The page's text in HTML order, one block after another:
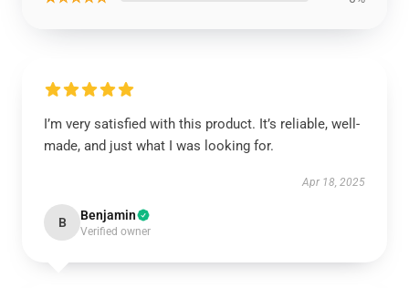
I’m very satisfied with this product. It’s reliable, well-
made, and just what I was looking for.
Apr 18, 2025
B Benjamin
Verified owner